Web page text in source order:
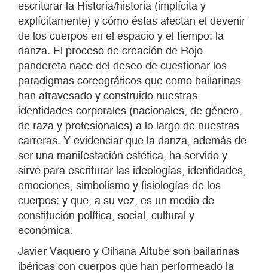
escriturar la Historia/historia (implícita y
explícitamente) y cómo éstas afectan el devenir
de los cuerpos en el espacio y el tiempo: la
danza. El proceso de creación de Rojo
pandereta nace del deseo de cuestionar los
paradigmas coreográficos que como bailarinas
han atravesado y construido nuestras
identidades corporales (nacionales, de género,
de raza y profesionales) a lo largo de nuestras
carreras. Y evidenciar que la danza, además de
ser una manifestación estética, ha servido y
sirve para escriturar las ideologías, identidades,
emociones, simbolismo y fisiologías de los
cuerpos; y que, a su vez, es un medio de
constitución política, social, cultural y
económica.
Javier Vaquero y Oihana Altube son bailarinas
ibéricas con cuerpos que han performeado la